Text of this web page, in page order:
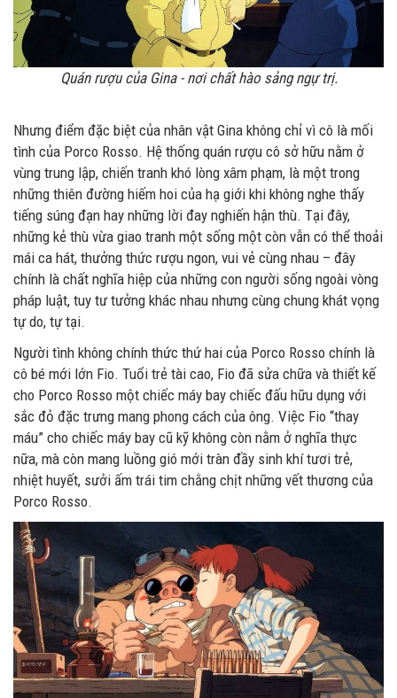
Quán rượu của Gina - nơi chất hào sảng ngự trị.
Nhưng điểm đặc biệt của nhân vật Gina không chỉ vì cô là mối
tình của Porco Rosso. Hệ thống quán rượu cô sở hữu nằm ở
vùng trung lập, chiến tranh khó lòng xâm phạm, là một trong
những thiên đường hiếm hoi của hạ giới khi không nghe thấy
tiếng súng đạn hay những lời đay nghiến hận thù. Tại đây,
những kẻ thù vừa giao tranh một sống một còn vẫn có thể thoải
mái ca hát, thưởng thức rượu ngon, vui vẻ cùng nhau – đây
chính là chất nghĩa hiệp của những con người sống ngoài vòng
pháp luật, tuy tư tưởng khác nhau nhưng cùng chung khát vọng
tự do, tự tại.
Người tình không chính thức thứ hai của Porco Rosso chính là
cô bé mới lớn Fio. Tuổi trẻ tài cao, Fio đã sửa chữa và thiết kế
cho Porco Rosso một chiếc máy bay chiếc đấu hữu dụng với
sắc đỏ đặc trưng mang phong cách của ông. Việc Fio “thay
máu” cho chiếc máy bay cũ kỹ không còn nằm ở nghĩa thực
nữa, mà còn mang luồng gió mới tràn đầy sinh khí tươi trẻ,
nhiệt huyết, sưởi ấm trái tim chằng chịt những vết thương của
Porco Rosso.